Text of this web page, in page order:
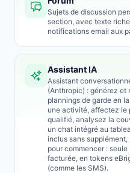
Sujets de discussion
section, avec texte
notifications email aux
Assistant IA
Assistant
(Anthropic) : générez et
plannings de garde en
une activité, affectez le
qualifié, analysez la
un chat intégré au
inclus sans
pour commencer :
facturée, en tokens
(comme les SMS).